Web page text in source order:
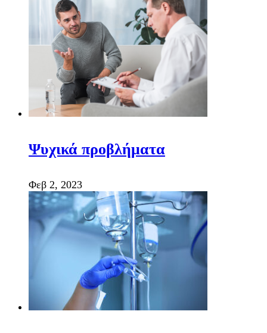
Ψυχικά προβλήματα
Φεβ 2, 2023